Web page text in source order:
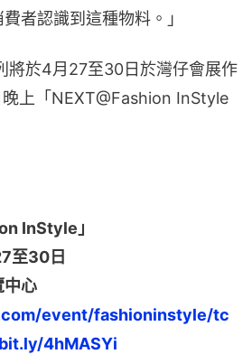
者認識到這種物料。」
將於4月27至30日於灣仔會展作
上「NEXT@Fashion InStyle
InStyle」
至30日
中心
event/fashioninstyle/tc
4hMASYi